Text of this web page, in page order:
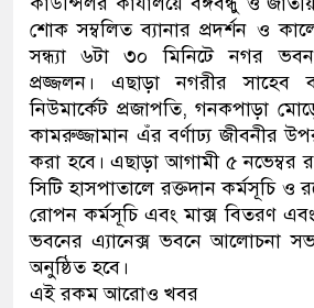
শোক সম্বলিত ব্যানার প্রদর্শন ও
সন্ধ্যা ৬টা ৩০ মিনিটে নগর ভবন
প্রজ্জলন। এছাড়া নগরীর সাহেব
নিউমার্কেট প্রজাপতি, গনকপাড়া
কামরুজ্জামান এঁর বর্ণাঢ্য জীবনীর উপর
করা হবে। এছাড়া আগামী ৫ নভেম্বর
সিটি হাসপাতালে রক্তদান কর্মসূচি ও
রোপন কর্মসূচি এবং মাক্স বিতরণ
ভবনের এ্যানেক্স ভবনে আলোচনা
অনুষ্ঠিত হবে।
এই রকম আরোও খবর